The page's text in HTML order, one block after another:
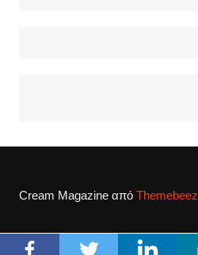
Cream Magazine από Themebeez